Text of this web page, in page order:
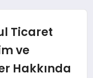
Ticaret
ve
Hakkında